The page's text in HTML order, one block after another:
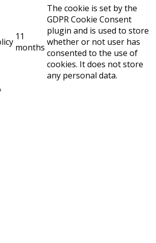
11
months
The cookie is set by the
GDPR Cookie Consent
plugin and is used to store
whether or not user has
consented to the use of
cookies. It does not store
any personal data.